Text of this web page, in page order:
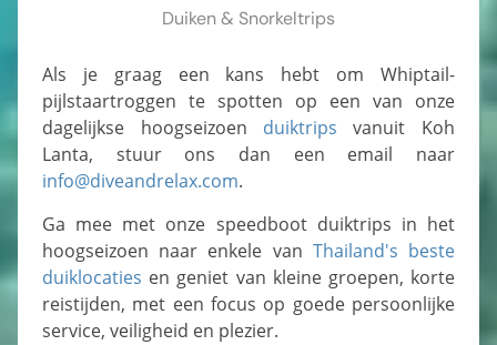
Duiken & Snorkeltrips
Als je graag een kans hebt om Whiptail-
pijlstaartroggen te spotten op een van onze
dagelijkse hoogseizoen duiktrips vanuit Koh
Lanta, stuur ons dan een email naar
info@diveandrelax.com.
Ga mee met onze speedboot duiktrips in het
hoogseizoen naar enkele van Thailand's beste
duiklocaties en geniet van kleine groepen, korte
reistijden, met een focus op goede persoonlijke
service, veiligheid en plezier.